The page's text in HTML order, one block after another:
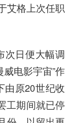
艾格上次任职
次日便大幅调
电影宇宙”作
由原20世纪收
工期间就已停